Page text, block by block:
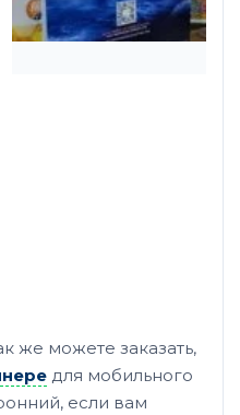
же можете заказать,
для мобильного
если вам